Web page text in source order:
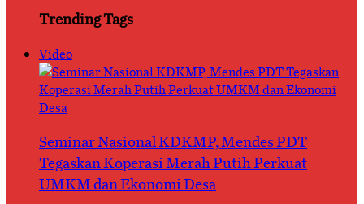
Trending Tags
Video
Seminar Nasional KDKMP, Mendes PDT
Tegaskan Koperasi Merah Putih Perkuat
UMKM dan Ekonomi Desa